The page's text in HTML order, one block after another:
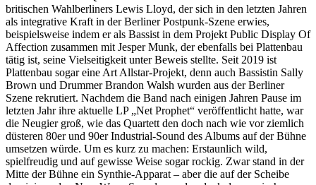
britischen Wahlberliners Lewis Lloyd, der sich in den letzten Jahren
als integrative Kraft in der Berliner Postpunk-Szene erwies,
beispielsweise indem er als Bassist in dem Projekt Public Display Of
Affection zusammen mit Jesper Munk, der ebenfalls bei Plattenbau
tätig ist, seine Vielseitigkeit unter Beweis stellte. Seit 2019 ist
Plattenbau sogar eine Art Allstar-Projekt, denn auch Bassistin Sally
Brown und Drummer Brandon Walsh wurden aus der Berliner
Szene rekrutiert. Nachdem die Band nach einigen Jahren Pause im
letzten Jahr ihre aktuelle LP „Net Prophet“ veröffentlicht hatte, war
die Neugier groß, wie das Quartett den doch nach wie vor ziemlich
düsteren 80er und 90er Industrial-Sound des Albums auf der Bühne
umsetzen würde. Um es kurz zu machen: Erstaunlich wild,
spielfreudig und auf gewisse Weise sogar rockig. Zwar stand in der
Mitte der Bühne ein Synthie-Apparat – aber die auf der Scheibe